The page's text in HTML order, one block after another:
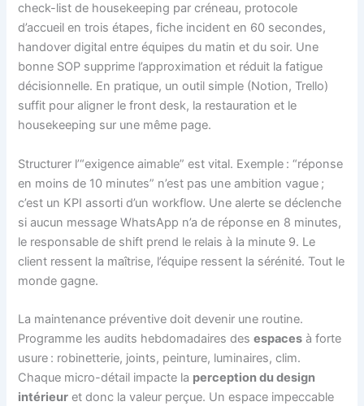
check-list de housekeeping par créneau, protocole
d’accueil en trois étapes, fiche incident en 60 secondes,
handover digital entre équipes du matin et du soir. Une
bonne SOP supprime l’approximation et réduit la fatigue
décisionnelle. En pratique, un outil simple (Notion, Trello)
suffit pour aligner le front desk, la restauration et le
housekeeping sur une même page.
Structurer l’“exigence aimable” est vital. Exemple : “réponse
en moins de 10 minutes” n’est pas une ambition vague ;
c’est un KPI assorti d’un workflow. Une alerte se déclenche
si aucun message WhatsApp n’a de réponse en 8 minutes,
le responsable de shift prend le relais à la minute 9. Le
client ressent la maîtrise, l’équipe ressent la sérénité. Tout le
monde gagne.
La maintenance préventive doit devenir une routine.
Programme les audits hebdomadaires desespaces à forte
usure : robinetterie, joints, peinture, luminaires, clim.
Chaque micro-détail impacte la perception du design
intérieur et donc la valeur perçue. Un espace impeccable